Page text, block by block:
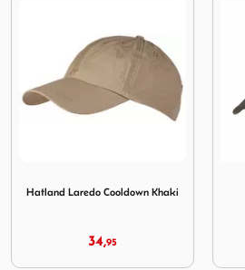
Hatland Bully Navy
49,